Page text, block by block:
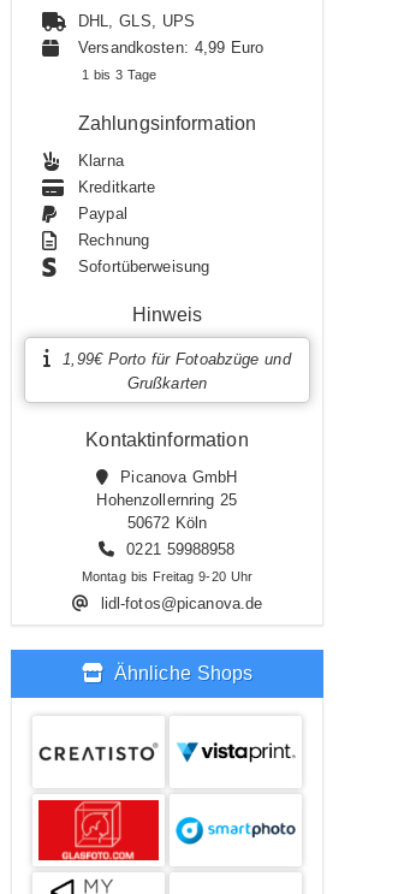
DHL, GLS, UPS
Versandkosten: 4,99 Euro
1 bis 3 Tage
Zahlungsinformation
Klarna
Kreditkarte
Paypal
Rechnung
Sofortüberweisung
Hinweis
1,99€ Porto für Fotoabzüge und
Grußkarten
Kontaktinformation
Picanova GmbH
Hohenzollernring 25
50672 Köln
0221 59988958
Montag bis Freitag 9-20 Uhr
lidl-fotos@picanova.de
Ähnliche Shops